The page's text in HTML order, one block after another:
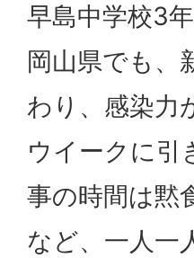
早島中学校3
岡山県でも、
わり、感染力
ウイークに引
事の時間は黙
など、一人一